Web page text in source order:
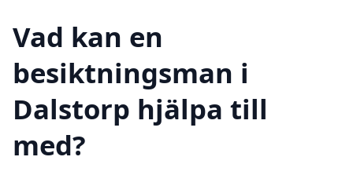
Vad kan en
besiktningsman i
Dalstorp hjälpa till
med?